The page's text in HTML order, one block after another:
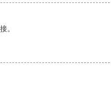
。